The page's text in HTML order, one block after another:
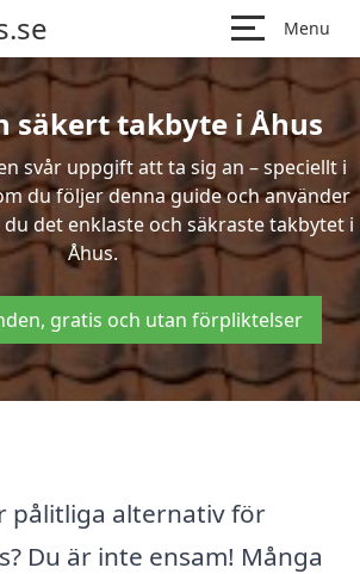
Menu
säkert takbyte i Åhus
svår uppgift att ta sig an – speciellt i
du följer denna guide och använder
det enklaste och säkraste takbytet i
Åhus.
gratis och utan förpliktelser
pålitliga alternativ för
Du är inte ensam! Många